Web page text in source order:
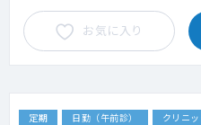
お気に入り
定期 日勤（午前診） クリニ